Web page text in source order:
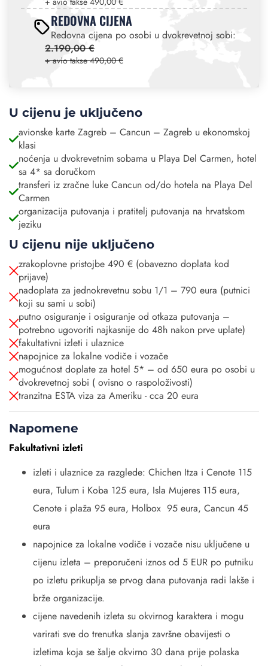
REDOVNA CIJENA
Redovna cijena po osobi u dvokrevetnoj sobi:
2.190,00 €
+ avio takse 490,00 €
U cijenu je uključeno
avionske karte Zagreb – Cancun – Zagreb u ekonomskoj
klasi
noćenja u dvokrevetnim sobama u Playa Del Carmen, hotel
sa 4* sa doručkom
transferi iz zračne luke Cancun od/do hotela na Playa Del
Carmen
organizacija putovanja i pratitelj putovanja na hrvatskom
jeziku
U cijenu nije uključeno
zrakoplovne pristojbe 490 € (obavezno doplata kod
prijave)
nadoplata za jednokrevetnu sobu 1/1 – 790 eura (putnici
koji su sami u sobi)
putno osiguranje i osiguranje od otkaza putovanja –
potrebno ugovoriti najkasnije do 48h nakon prve uplate)
fakultativni izleti i ulaznice
napojnice za lokalne vodiče i vozače
mogućnost doplate za hotel 5* – od 650 eura po osobi u
dvokrevetnoj sobi ( ovisno o raspoloživosti)
tranzitna ESTA viza za Ameriku - cca 20 eura
Napomene
Fakultativni izleti
izleti i ulaznice za razglede: Chichen Itza i Cenote 115
eura, Tulum i Koba 125 eura, Isla Mujeres 115 eura,
Cenote i plaža 95 eura, Holbox 95 eura, Cancun 45
eura
napojnice za lokalne vodiče i vozače nisu uključene u
cijenu izleta – preporučeni iznos od 5 EUR po putniku
po izletu prikuplja se prvog dana putovanja radi lakše i
brže organizacije.
cijene navedenih izleta su okvirnog karaktera i mogu
varirati sve do trenutka slanja završne obavijesti o
izletima koja se šalje okvirno 30 dana prije polaska